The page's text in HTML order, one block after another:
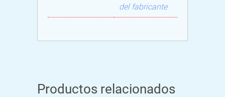
del fabricante
Productos relacionados